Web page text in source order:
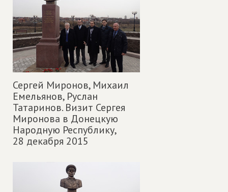
Сергей Миронов, Михаил
Емельянов, Руслан
Татаринов. Визит Сергея
Миронова в Донецкую
Народную Республику,
28 декабря 2015